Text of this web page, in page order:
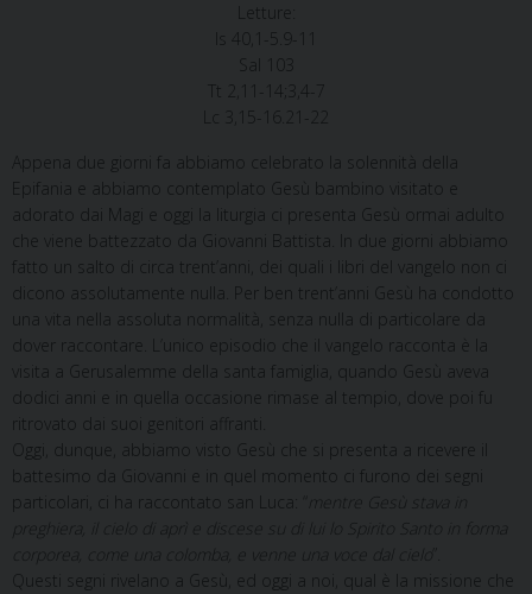
Letture:
Is 40,1-5.9-11
Sal 103
Tt 2,11-14;3,4-7
Lc 3,15-16.21-22
Appena due giorni fa abbiamo celebrato la solennità della
Epifania e abbiamo contemplato Gesù bambino visitato e
adorato dai Magi e oggi la liturgia ci presenta Gesù ormai adulto
che viene battezzato da Giovanni Battista. In due giorni abbiamo
fatto un salto di circa trent’anni, dei quali i libri del vangelo non ci
dicono assolutamente nulla. Per ben trent’anni Gesù ha condotto
una vita nella assoluta normalità, senza nulla di particolare da
dover raccontare. L’unico episodio che il vangelo racconta è la
visita a Gerusalemme della santa famiglia, quando Gesù aveva
dodici anni e in quella occasione rimase al tempio, dove poi fu
ritrovato dai suoi genitori affranti.
Oggi, dunque, abbiamo visto Gesù che si presenta a ricevere il
battesimo da Giovanni e in quel momento ci furono dei segni
particolari, ci ha raccontato san Luca: “
mentre Gesù stava in
Questi segni rivelano a Gesù, ed oggi a noi, qual è la missione che